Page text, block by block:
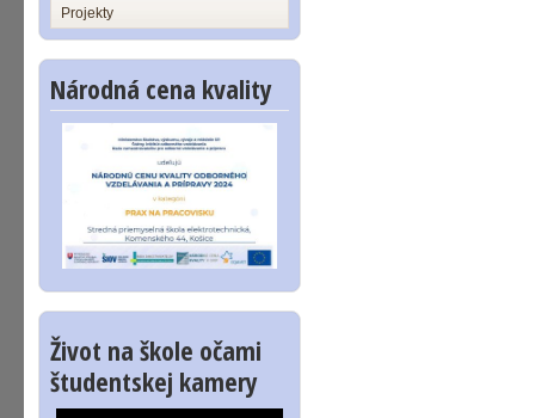
Projekty
Národná cena kvality
Život na škole očami
študentskej kamery